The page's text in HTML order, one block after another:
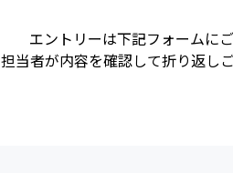
エントリーは下記フォームに
担当者が内容を確認して折り返し